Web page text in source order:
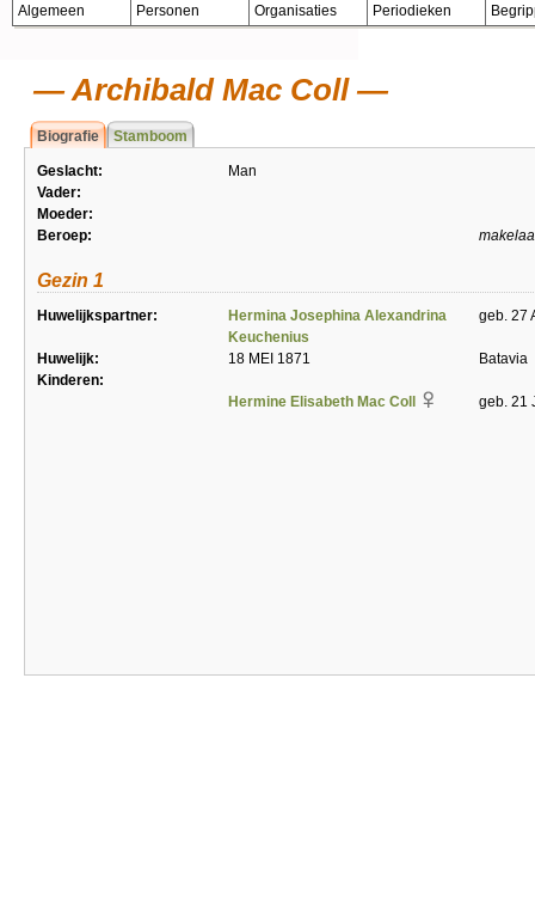
Algemeen Personen Organisaties Periodieken
Archibald Mac Coll
Biografie Stamboom
Geslacht:
Man
Vader:
Moeder:
Beroep:
Gezin 1
Huwelijkspartner:
Hermina Josephina Alexandrina
Keuchenius
geb. 27
Huwelijk: 18 MEI 1871
Batavia
Kinderen:
Hermine Elisabeth Mac Coll
geb. 21